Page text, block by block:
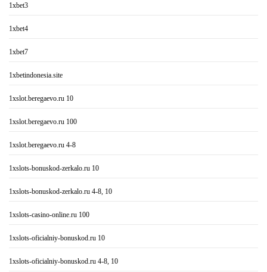
1xbet3
1xbet4
1xbet7
1xbetindonesia.site
1xslot.beregaevo.ru 10
1xslot.beregaevo.ru 100
1xslot.beregaevo.ru 4-8
1xslots-bonuskod-zerkalo.ru 10
1xslots-bonuskod-zerkalo.ru 4-8, 10
1xslots-casino-online.ru 100
1xslots-oficialniy-bonuskod.ru 10
1xslots-oficialniy-bonuskod.ru 4-8, 10